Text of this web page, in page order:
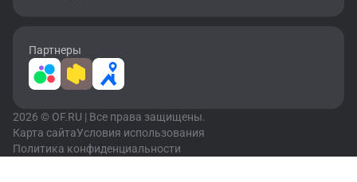
Партнеры
2026 © OF.RU | Все права защищены.
Карта сайтаУсловия использования
Политика конфиденциальности